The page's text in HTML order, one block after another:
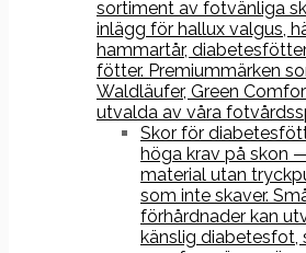
sortiment av fotvänliga
inlägg för hallux valgus,
hammartår,
fötter. Premiummärken
Waldläufer, Green
utvalda av våra
Skor för
höga krav på skon
material utan
som inte skaver.
förhårdnader kan
känslig diabetesfot,